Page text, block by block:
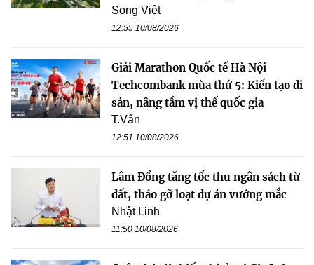
Song Việt
12:55 10/08/2026
Giải Marathon Quốc tế Hà Nội
Techcombank mùa thứ 5: Kiến tạo di
sản, nâng tầm vị thế quốc gia
T.Vân
12:51 10/08/2026
Lâm Đồng tăng tốc thu ngân sách từ
đất, tháo gỡ loạt dự án vướng mắc
Nhật Linh
11:50 10/08/2026